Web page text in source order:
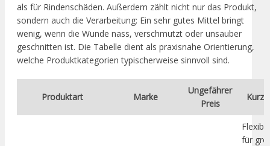
als für Rindenschäden. Außerdem zählt nicht nur das Produkt,
sondern auch die Verarbeitung: Ein sehr gutes Mittel bringt
wenig, wenn die Wunde nass, verschmutzt oder unsauber
geschnitten ist. Die Tabelle dient als praxisnahe Orientierung,
welche Produktkategorien typischerweise sinnvoll sind.
Produktart Marke
Ungefährer
Preis
für